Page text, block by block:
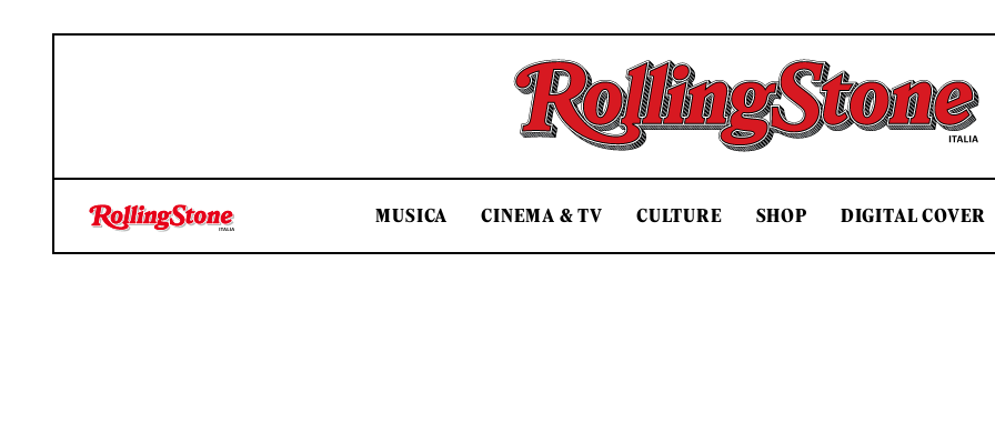
Rolling Stone Italia
MUSICA CINEMA & TV CULTURE SHOP DIGITAL COVER